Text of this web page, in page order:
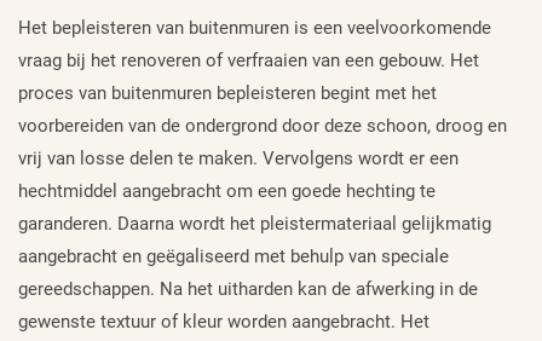
Het bepleisteren van buitenmuren is een veelvoorkomende
vraag bij het renoveren of verfraaien van een gebouw. Het
proces van buitenmuren bepleisteren begint met het
voorbereiden van de ondergrond door deze schoon, droog en
vrij van losse delen te maken. Vervolgens wordt er een
hechtmiddel aangebracht om een goede hechting te
garanderen. Daarna wordt het pleistermateriaal gelijkmatig
aangebracht en geëgaliseerd met behulp van speciale
gereedschappen. Na het uitharden kan de afwerking in de
gewenste textuur of kleur worden aangebracht. Het